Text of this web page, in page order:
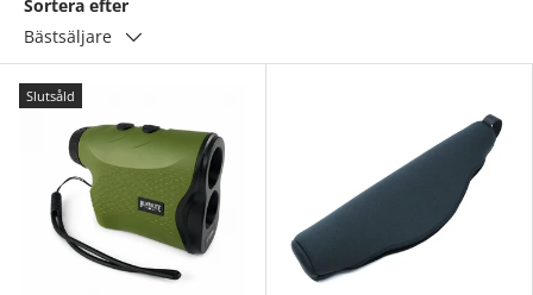
Sortera efter
Bästsäljare
Slutsåld